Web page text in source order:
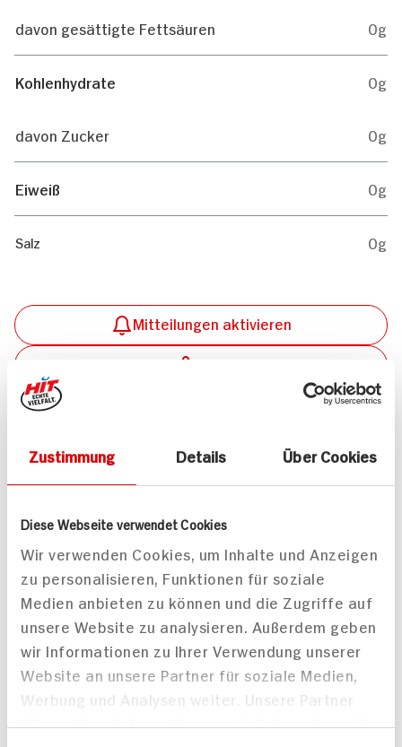
Zustimmung Details Über Cookies
Diese Webseite verwendet Cookies
Wir verwenden Cookies, um Inhalte und Anzeigen
zu personalisieren, Funktionen für soziale
Medien anbieten zu können und die Zugriffe auf
unsere Website zu analysieren. Außerdem geben
wir Informationen zu Ihrer Verwendung unserer
Website an unsere Partner für soziale Medien,
Werbung und Analysen weiter. Unsere Partner
führen diese Informationen möglicherweise mit
davon gesättigte Fettsäuren 0g
Kohlenhydrate 0g
davon Zucker 0g
Eiweiß 0g
Salz 0g
Mitteilungen aktivieren
Passende Artikel zum Rezept
Ponnath Delikatess
Putenbrust natur
100g Packung
DAUER
Wgt. Fitz Ritter
Grauburgunder D / Pfalz
/ trocken
0,75l Flasche